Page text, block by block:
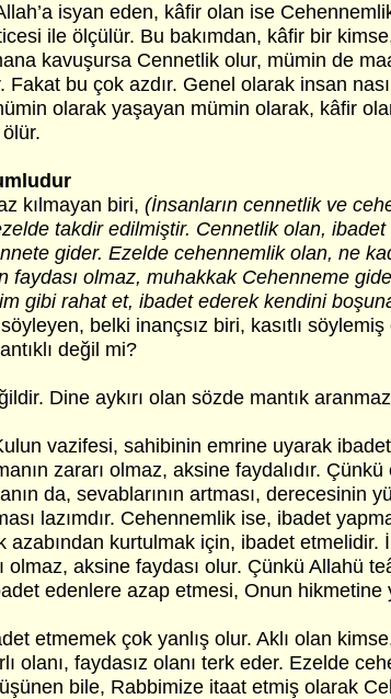
isyan eden, kâfir olan ise
ile ölçülür. Bu bakımdan, kâfir bir
kavuşursa Cennetlik olur, mümin de
Fakat bu çok azdır. Genel olarak insan
olarak yaşayan mümin olarak, kâfir
kılmayan biri, (İnsanların cennetlik ve
takdir edilmiştir. Cennetlik olan,
gider. Ezelde cehennemlik olan, ne
faydası olmaz, muhakkak Cehenneme
gibi rahat et, ibadet ederek kendini
belki inançsız biri, kasıtlı
değil mi?
Dine aykırı olan sözde mantık
vazifesi, sahibinin emrine uyarak
zararı olmaz, aksine faydalıdır. Çünkü
da, sevablarının artması, derecesinin
lazımdır. Cehennemlik ise, ibadet
azabından kurtulmak için, ibadet etmelidir.
olmaz, aksine faydası olur. Çünkü Allahü
edenlere azap etmesi, Onun hikmetine
etmemek çok yanlış olur. Aklı olan
olanı, faydasız olanı terk eder. Ezelde
bile, Rabbimize itaat etmiş olarak